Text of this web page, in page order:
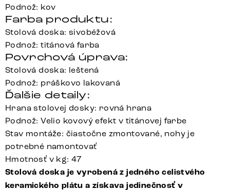
Podnož: kov
Farba produktu:
Stolová doska: sivobéžová
Podnož: titánová farba
Povrchová úprava:
Stolová doska: leštená
Podnož: práškovo lakovaná
Ďalšie detaily:
Hrana stolovej dosky: rovná hrana
Podnož: Velio kovový efekt v titánovej farbe
Stav montáže: čiastočne zmontované, nohy je
potrebné namontovať
Hmotnosť v kg: 47
Stolová doska je vyrobená z jedného celistvého
keramického plátu a získava jedinečnosť v